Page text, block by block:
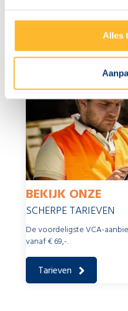
Alles
locatie bij jou in de buurt.
Examenlocaties
BEKIJK ONZE
SCHERPE TARIEVEN
De voordeligste VCA-
vanaf € 69,-.
Tarieven